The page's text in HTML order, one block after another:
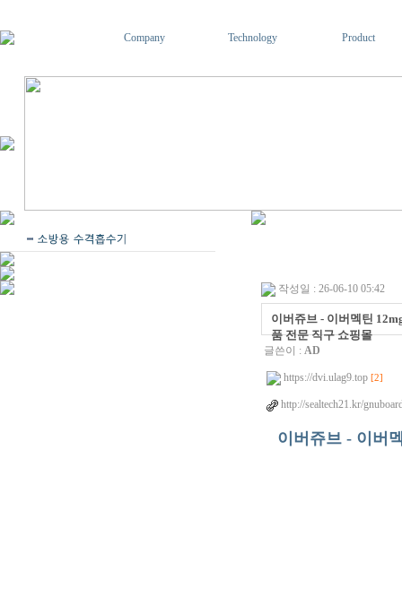
Company Technology Product
작성일 : 26-06-10 05:42
이버쥬브 - 이버멕틴
품 전문 직구 쇼핑몰
글쓴이 : AD
https://dvi.ulag9.top [2]
http://sealtech21.kr/
이버쥬브 - 이버